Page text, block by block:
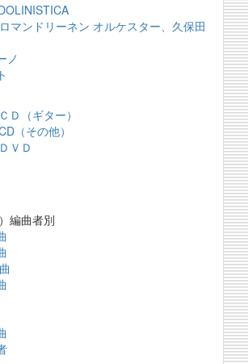
マンドリーネン オルケスター、久保田
ノ
Ｄ（ギター）
（その他）
ＶＤ
編曲者別